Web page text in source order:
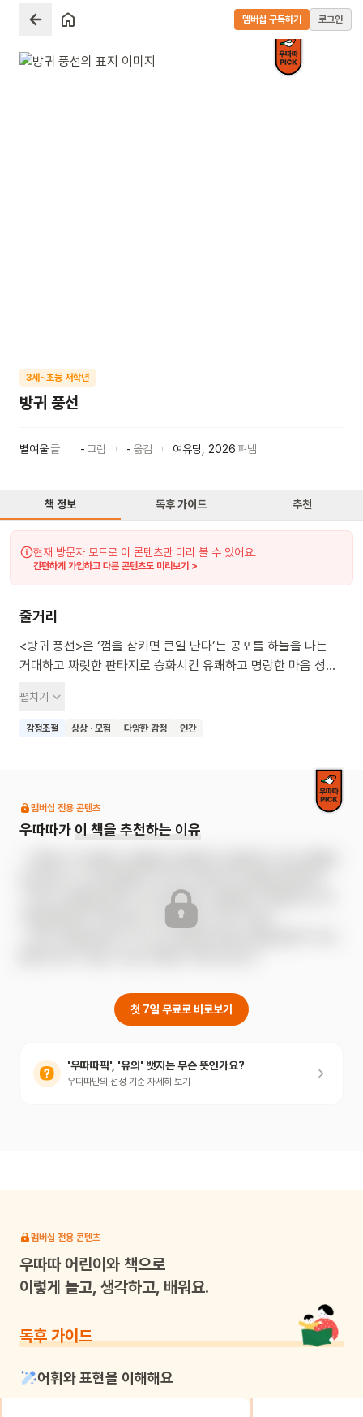
멤버십 구독하기 로그인
3세~초등 저학년
방귀 풍선
별여울글 - 그림 - 옮김 여유당 2026펴냄
책 정보 독후 가이드 추천
현재 방문자 모드로 이 콘텐츠만 미리 볼 수 있어요.
간편하게 가입하고 다른 콘텐츠도 미리보기 >
줄거리
<방귀 풍선>은 ‘껌을 삼키면 큰일 난다’는 공포를 하늘을 나는
거대하고 짜릿한 판타지로 승화시킨 유쾌하고 명랑한 마음 성장
꾸울꺽 삼켜요. 껌을 삼키면 몸에 딱 붙어 안 떨어진다고 한 엄마
말이 떠올라 공포에 떨지요. 그러다 방귀를 뽀옹 뀌었는데, 으응?
그런데 배 속의 껌은 어떻게 될까요? 아이다운 상상으로 걱정을
날려 버리며 유쾌한 웃음과 시원한 해방감을 안겨 주는
그림책이에요.
펼치기
감정조절 상상 · 모험 다양한 감정 인간
멤버십 전용 콘텐츠
우따따가 이 책을 추천하는 이유
- 방귀 소리를 글자로 신나게 표현하고 형광핑크 색감으로 시각
적 즐거움까지 더해, 읽는 내내 웃음이 터져 나와요.
첫 7일 무료로 바로보기
'우따따픽', '유의' 뱃지는 무슨 뜻인가요?
우따따만의 선정 기준 자세히 보기
멤버십 전용 콘텐츠
우따따어린이와 책으로
이렇게 놀고, 생각하고, 배워요.
독후 가이드
어휘와 표현을 이해해요